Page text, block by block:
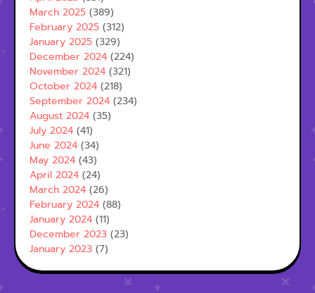
March 2025 (389)
February 2025 (312)
January 2025 (329)
December 2024 (224)
November 2024 (321)
October 2024 (218)
September 2024 (234)
August 2024 (35)
July 2024 (41)
June 2024 (34)
May 2024 (43)
April 2024 (24)
March 2024 (26)
February 2024 (88)
January 2024 (11)
December 2023 (23)
January 2023 (7)